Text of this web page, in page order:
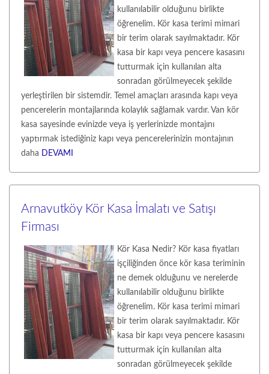
kullanılabilir olduğunu birlikte
öğrenelim. Kör kasa terimi mimari
bir terim olarak sayılmaktadır. Kör
kasa bir kapı veya pencere kasasını
tutturmak için kullanılan alta
sonradan görülmeyecek şekilde
yerleştirilen bir sistemdir. Temel amaçları arasında kapı veya
pencerelerin montajlarında kolaylık sağlamak vardır. Van kör
kasa sayesinde evinizde veya iş yerlerinizde montajını
yaptırmak istediğiniz kapı veya pencerelerinizin montajının
daha DEVAMI
Arnavutköy Kör Kasa İmalatı ve Satışı
Firması
Kör Kasa Nedir? Kör kasa fiyatları
işçiliğinden önce kör kasa teriminin
ne demek olduğunu ve nerelerde
kullanılabilir olduğunu birlikte
öğrenelim. Kör kasa terimi mimari
bir terim olarak sayılmaktadır. Kör
kasa bir kapı veya pencere kasasını
tutturmak için kullanılan alta
sonradan görülmeyecek şekilde